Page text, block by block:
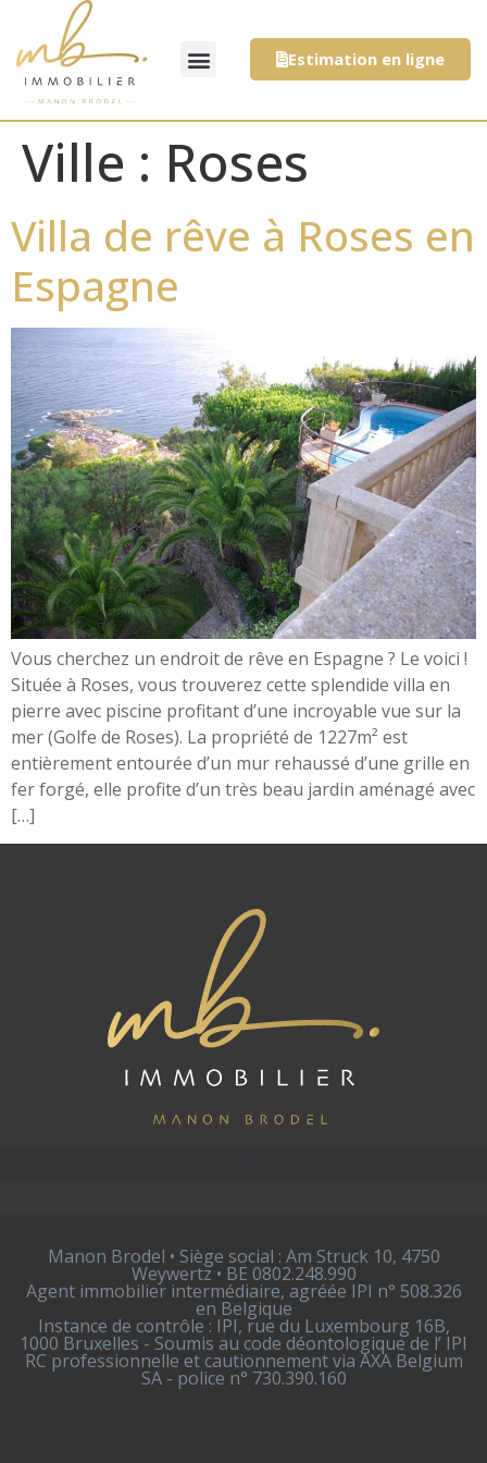
Estimation en ligne
Ville : Roses
Villa de rêve à Roses en
Espagne
Vous cherchez un endroit de rêve en Espagne ? Le voici !
Située à Roses, vous trouverez cette splendide villa en
pierre avec piscine profitant d’une incroyable vue sur la
mer (Golfe de Roses). La propriété de 1227m² est
entièrement entourée d’un mur rehaussé d’une grille en
fer forgé, elle profite d’un très beau jardin aménagé avec
[…]
Manon Brodel • Siège social : Am Struck 10, 4750
Weywertz • BE 0802.248.990
Agent immobilier intermédiaire, agréée IPI n° 508.326
en Belgique
Instance de contrôle : IPI, rue du Luxembourg 16B,
1000 Bruxelles - Soumis au code déontologique de l’ IPI
RC professionnelle et cautionnement via AXA Belgium
SA - police n° 730.390.160